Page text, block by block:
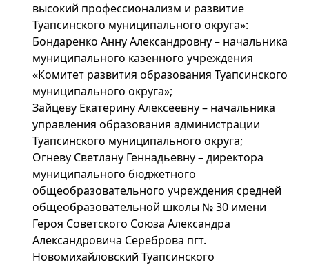
высокий профессионализм и развитие
Туапсинского муниципального округа»:
Бондаренко Анну Александровну – начальника
муниципального казенного учреждения
«Комитет развития образования Туапсинского
муниципального округа»;
Зайцеву Екатерину Алексеевну – начальника
управления образования администрации
Туапсинского муниципального округа;
Огневу Светлану Геннадьевну – директора
муниципального бюджетного
общеобразовательного учреждения средней
общеобразовательной школы № 30 имени
Героя Советского Союза Александра
Александровича Сереброва пгт.
Новомихайловский Туапсинского